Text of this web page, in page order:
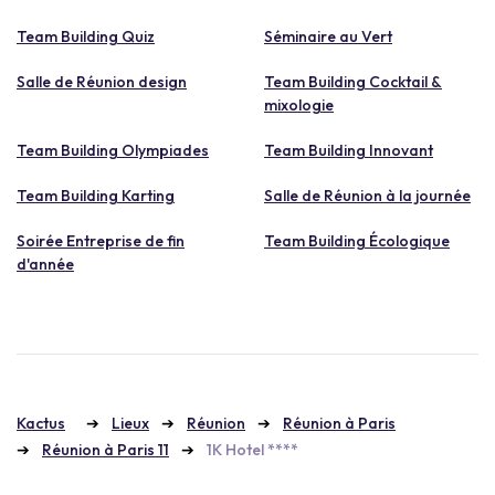
Team Building Quiz Séminaire au Vert
Salle de Réunion design
Team Building Cocktail &
mixologie
Team Building Olympiades Team Building Innovant
Team Building Karting Salle de Réunion à la journée
Soirée Entreprise de fin
d'année
Team Building Écologique
Kactus Lieux Réunion
Réunion à Paris
Réunion à Paris 11
1K Hotel ****